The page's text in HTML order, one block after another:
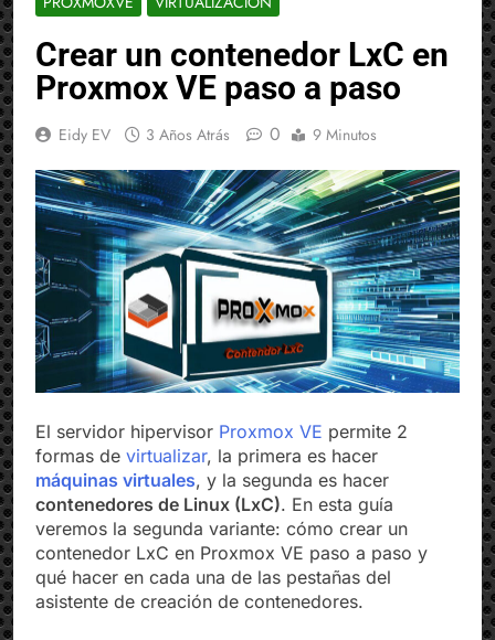
Crear un contenedor LxC en
Proxmox VE paso a paso
Eidy EV 3 Años Atrás 0 9 Minutos
El servidor hipervisor Proxmox VE permite 2
formas de virtualizar, la primera es hacer
máquinas virtuales, y la segunda es hacer
contenedores de Linux (LxC). En esta guía
veremos la segunda variante: cómo crear un
contenedor LxC en Proxmox VE paso a paso y
qué hacer en cada una de las pestañas del
asistente de creación de contenedores.